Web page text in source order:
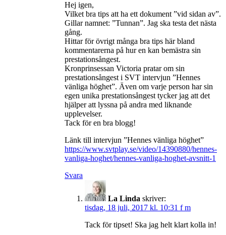
Hej igen,
Vilket bra tips att ha ett dokument ”vid sidan av”.
Gillar namnet: ”Tunnan”. Jag ska testa det nästa
gång.
Hittar för övrigt många bra tips här bland
kommentarerna på hur en kan bemästra sin
prestationsångest.
Kronprinsessan Victoria pratar om sin
prestationsångest i SVT intervjun ”Hennes
vänliga höghet”. Även om varje person har sin
egen unika prestationsångest tycker jag att det
hjälper att lyssna på andra med liknande
upplevelser.
Tack för en bra blogg!
Länk till intervjun ”Hennes vänliga höghet”
https://www.svtplay.se/video/14390880/hennes-
vanliga-hoghet/hennes-vanliga-hoghet-avsnitt-1
Svara
La Linda skriver:
tisdag, 18 juli, 2017 kl. 10:31 f m
Tack för tipset! Ska jag helt klart kolla in!